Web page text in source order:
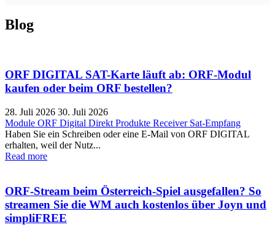
Blog
ORF DIGITAL SAT-Karte läuft ab: ORF-Modul
kaufen oder beim ORF bestellen?
28. Juli 2026 30. Juli 2026
Module ORF Digital Direkt Produkte Receiver Sat-Empfang
Haben Sie ein Schreiben oder eine E-Mail von ORF DIGITAL
erhalten, weil der Nutz...
Read more
ORF-Stream beim Österreich-Spiel ausgefallen? So
streamen Sie die WM auch kostenlos über Joyn und
simpliFREE